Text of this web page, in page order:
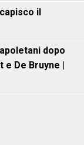
il
dopo
e De Bruyne |